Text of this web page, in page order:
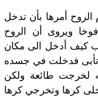
الروح أمرها بأن تدخل
ويروى أن الروح
كيف أدخل الى مكان
تأبى فدخلت في جسده
لخرجت طائعة ولكن
كرها وتخرجي كرها